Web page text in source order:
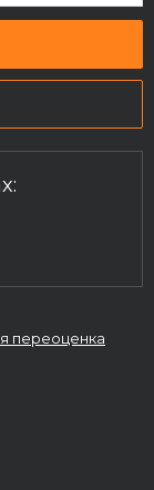
переоценка